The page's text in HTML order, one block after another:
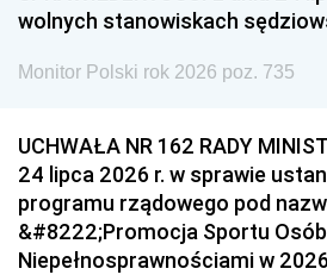
wolnych stanowiskach
Monitor Polski rok 2026 poz. 735
UCHWAŁA NR 162 RADY
24 lipca 2026 r. w sprawie
programu rządowego pod
&#8222;Promocja Sportu
Niepełnosprawnościami w